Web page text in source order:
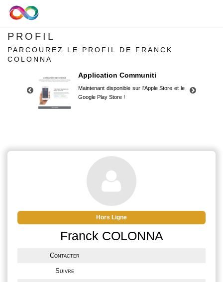
PROFIL
PARCOUREZ LE PROFIL DE FRANCK
COLONNA
Application Communiti
Maintenant disponible sur l'Apple Store et le
Google Play Store !
Google Play Store !
Hors Ligne
Franck COLONNA
Contacter
Suivre